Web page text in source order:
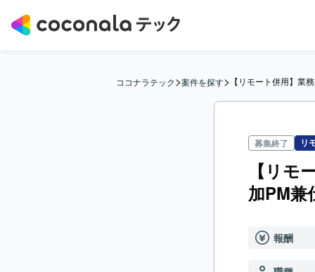
ココナラテック>案件を探す> 【リモート併用】業
募集終了 リ
【リモ
加PM兼
報酬